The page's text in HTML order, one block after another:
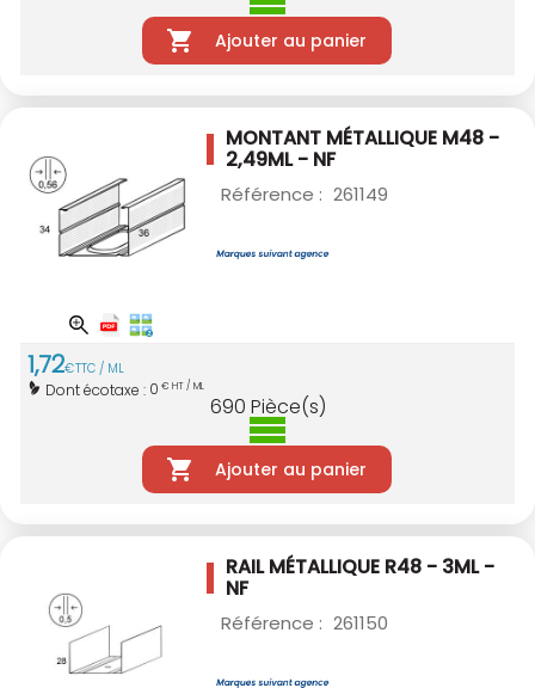
Ajouter au panier
MONTANT MÉTALLIQUE M48 -
2,49ML - NF
Référence : 261149
1,72€TTC / ML
Dont écotaxe : 0 € HT / ML
690 Pièce(s)
Ajouter au panier
RAIL MÉTALLIQUE R48 - 3ML -
NF
Référence : 261150